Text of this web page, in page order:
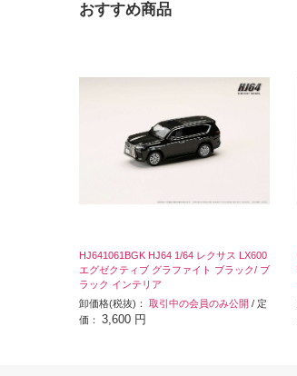
おすすめ商品
HJ641061BGK HJ64 1/64 レクサス LX600
エグゼクティブ グラファイト ブラック/ ブ
ラック インテリア
卸価格(税抜)： 取引中の会員のみ公開 / 定
価： 3,600 円